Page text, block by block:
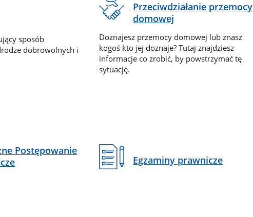
sposób
dobrowolnych i
Przeciwdziałanie przemocy
domowej
Doznajesz przemocy domowej lub znasz
kogoś kto jej doznaje? Tutaj znajdziesz
informacje co zrobić, by powstrzymać tę
sytuację.
Postępowanie
Egzaminy prawnicze